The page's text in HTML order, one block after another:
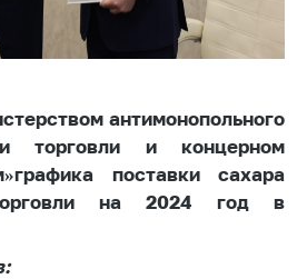
и
антимонопольного
и торговли и концерном
поставки сахара
на 2024 год в